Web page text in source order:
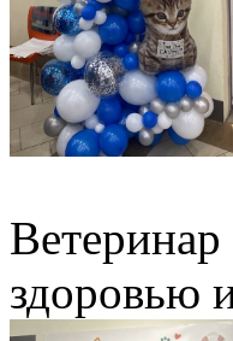
здоровью